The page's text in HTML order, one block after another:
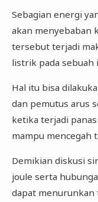
Sebagian energi
akan menyebaban
tersebut terjadi
listrik pada sebuah
Hal itu bisa
dan pemutus arus
ketika terjadi
mampu mencegah
Demikian diskusi
joule serta
dapat menurunkan